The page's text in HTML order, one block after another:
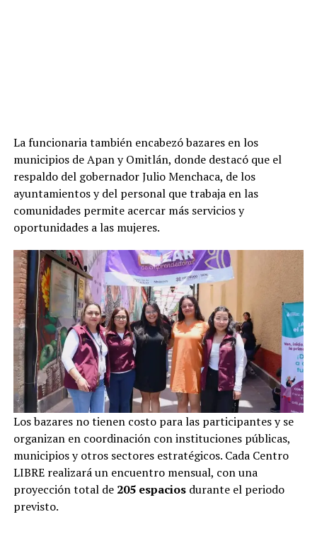
La funcionaria también encabezó bazares en los
municipios de Apan y Omitlán, donde destacó que el
respaldo del gobernador Julio Menchaca, de los
ayuntamientos y del personal que trabaja en las
comunidades permite acercar más servicios y
oportunidades a las mujeres.
Los bazares no tienen costo para las participantes y se
organizan en coordinación con instituciones públicas,
municipios y otros sectores estratégicos. Cada Centro
LIBRE realizará un encuentro mensual, con una
proyección total de 205 espaciosdurante el periodo
previsto.